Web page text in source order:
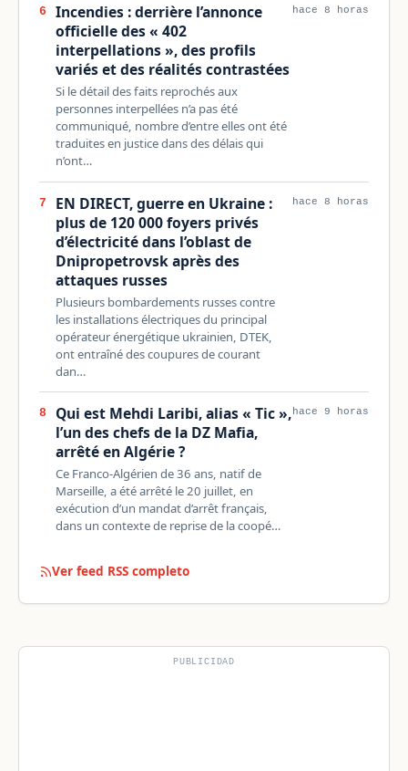
6
Incendies : derrière l’annonce
officielle des « 402
interpellations », des profils
variés et des réalités contrastées
Si le détail des faits reprochés aux
personnes interpellées n’a pas été
communiqué, nombre d’entre elles ont été
traduites en justice dans des délais qui
n’ont…
hace 8 horas
7
EN DIRECT, guerre en Ukraine :
plus de 120 000 foyers privés
d’électricité dans l’oblast de
Dnipropetrovsk après des
attaques russes
Plusieurs bombardements russes contre
les installations électriques du principal
opérateur énergétique ukrainien, DTEK,
ont entraîné des coupures de courant
dan…
hace 8 horas
8
Qui est Mehdi Laribi, alias « Tic »,
l’un des chefs de la DZ Mafia,
arrêté en Algérie ?
Ce Franco-Algérien de 36 ans, natif de
Marseille, a été arrêté le 20 juillet, en
exécution d’un mandat d’arrêt français,
dans un contexte de reprise de la coopé…
hace 9 horas
Ver feed RSS completo
PUBLICIDAD